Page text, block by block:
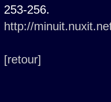
253-256.
http://
[retour]